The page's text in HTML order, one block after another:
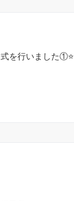
を行いました①⭐